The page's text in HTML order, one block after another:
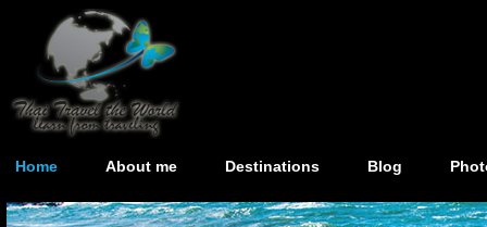
Home About me Destinations Blog